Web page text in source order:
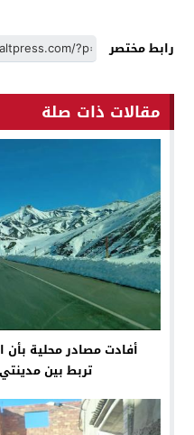
رابط مختصر
مقالات ذات صلة
تربط بين